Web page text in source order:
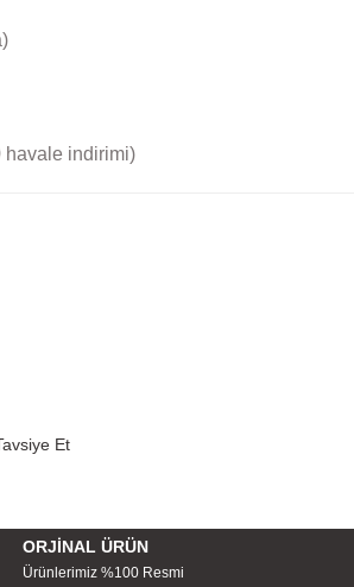
havale indirimi)
Et
ORJİNAL ÜRÜN
Ürünlerimiz %100 Resmi